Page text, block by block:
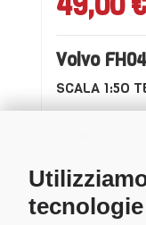
tecnologie
Volvo
SCALA 1:5O